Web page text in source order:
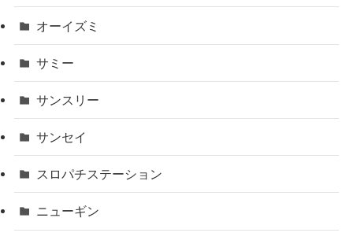
オーイズミ
サミー
サンスリー
サンセイ
スロパチステーション
ニューギン